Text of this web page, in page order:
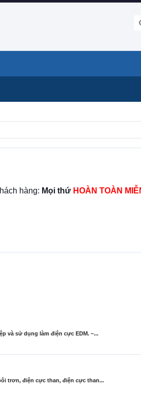
hàng: Mọi thứ HOÀN TOÀN
và sử dụng làm điện cực EDM. –...
trơn, điện cực than, điện cực than...